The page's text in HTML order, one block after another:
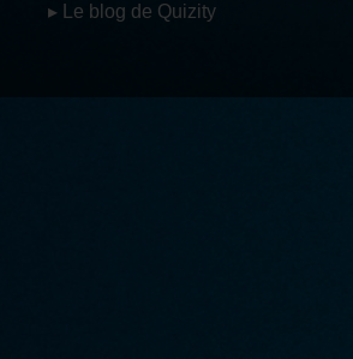
▸ Le blog de Quizity